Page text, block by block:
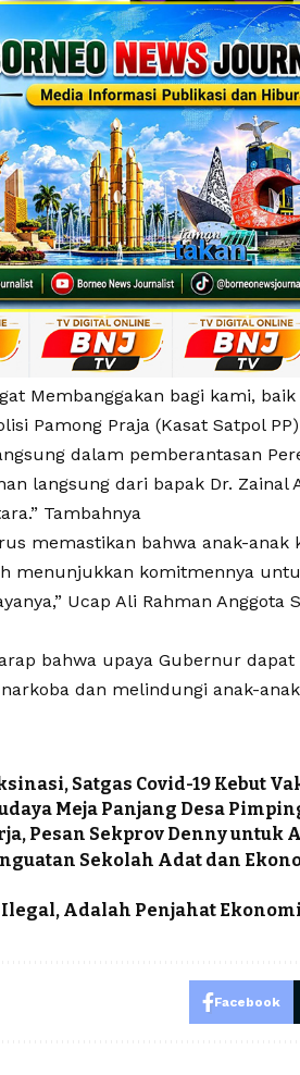
Membanggakan bagi kami,
Pamong Praja (Kasat Satpol
dalam pemberantasan
langsung dari bapak Dr. Zainal
Tambahnya
memastikan bahwa anak-
menunjukkan komitmennya
Ucap Ali Rahman Anggota
bahwa upaya Gubernur
dan melindungi anak-
Satgas Covid-19 Kebut
Meja Panjang Desa
Pesan Sekprov Denny untuk
Sekolah Adat dan
Ilegal, Adalah Penjahat
Facebook